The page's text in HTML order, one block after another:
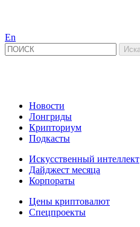
En
Новости
Лонгриды
Крипториум
Подкасты
Искусственный интеллект
Дайджест месяца
Корпораты
Цены криптовалют
Спецпроекты